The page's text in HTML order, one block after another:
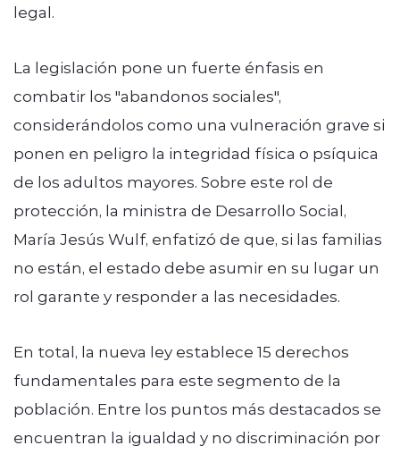
legal.
La legislación pone un fuerte énfasis en
combatir los "abandonos sociales",
considerándolos como una vulneración grave si
ponen en peligro la integridad física o psíquica
de los adultos mayores. Sobre este rol de
protección, la ministra de Desarrollo Social,
María Jesús Wulf, enfatizó de que, si las familias
no están, el estado debe asumir en su lugar un
rol garante y responder a las necesidades.
En total, la nueva ley establece 15 derechos
fundamentales para este segmento de la
población. Entre los puntos más destacados se
encuentran la igualdad y no discriminación por